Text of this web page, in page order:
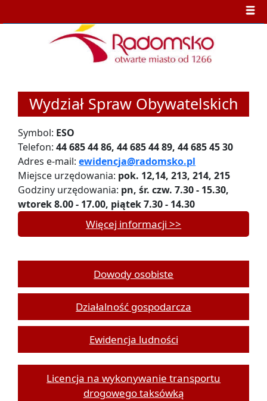
Wydział Spraw Obywatelskich
Symbol: ESO
Telefon: 44 685 44 86, 44 685 44 89, 44 685 45 30
Adres e-mail: ewidencja@radomsko.pl
Miejsce urzędowania: pok. 12,14, 213, 214, 215
Godziny urzędowania: pn, śr. czw. 7.30 - 15.30,
wtorek 8.00 - 17.00, piątek 7.30 - 14.30
Więcej informacji >>
Dowody osobiste
Działalność gospodarcza
Ewidencja ludności
Licencja na wykonywanie transportu
drogowego taksówką